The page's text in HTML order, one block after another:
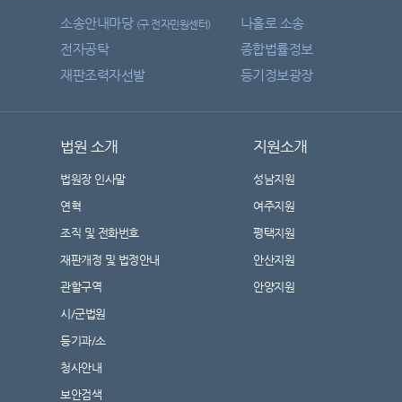
소송안내마당 (구 전자민원센터) 나홀로 소송
전자공탁
종합법률정보
재판조력자선발
등기정보광장
법원 소개
법원장 인사말
연혁
조직 및 전화번호
재판개정 및 법정안내
관할구역
시/군법원
등기과/소
청사안내
보안검색
지원소개
성남지원
여주지원
평택지원
안산지원
안양지원